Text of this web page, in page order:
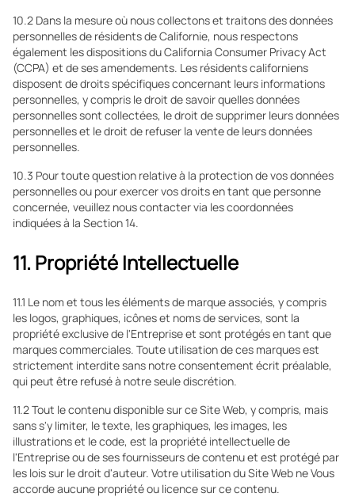
10.2 Dans la mesure où nous collectons et traitons des données
personnelles de résidents de Californie, nous respectons
également les dispositions du California Consumer Privacy Act
(CCPA) et de ses amendements. Les résidents californiens
disposent de droits spécifiques concernant leurs informations
personnelles, y compris le droit de savoir quelles données
personnelles sont collectées, le droit de supprimer leurs données
personnelles et le droit de refuser la vente de leurs données
personnelles.
10.3 Pour toute question relative à la protection de vos données
personnelles ou pour exercer vos droits en tant que personne
concernée, veuillez nous contacter via les coordonnées
indiquées à la Section 14.
11. Propriété Intellectuelle
11.1 Le nom et tous les éléments de marque associés, y compris
les logos, graphiques, icônes et noms de services, sont la
propriété exclusive de l'Entreprise et sont protégés en tant que
marques commerciales. Toute utilisation de ces marques est
strictement interdite sans notre consentement écrit préalable,
qui peut être refusé à notre seule discrétion.
11.2 Tout le contenu disponible sur ce Site Web, y compris, mais
sans s'y limiter, le texte, les graphiques, les images, les
illustrations et le code, est la propriété intellectuelle de
l'Entreprise ou de ses fournisseurs de contenu et est protégé par
les lois sur le droit d'auteur. Votre utilisation du Site Web ne Vous
accorde aucune propriété ou licence sur ce contenu.